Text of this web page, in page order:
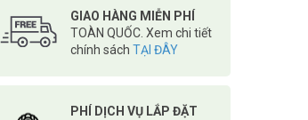
GIAO HÀNG MIỄN PHÍ
TOÀN QUỐC. Xem chi tiết
chính sách TẠI ĐÂY
PHÍ DỊCH VỤ LẮP ĐẶT